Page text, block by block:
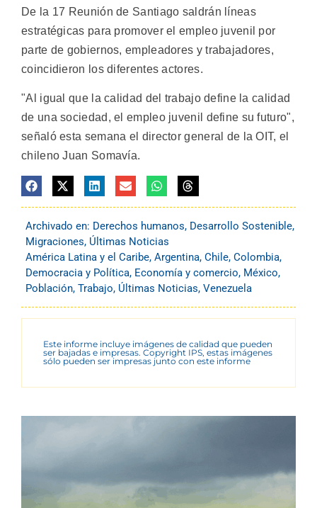
De la 17 Reunión de Santiago saldrán líneas
estratégicas para promover el empleo juvenil por
parte de gobiernos, empleadores y trabajadores,
coincidieron los diferentes actores.
"Al igual que la calidad del trabajo define la calidad
de una sociedad, el empleo juvenil define su futuro",
señaló esta semana el director general de la OIT, el
chileno Juan Somavía.
Archivado en: Derechos humanos, Desarrollo Sostenible,
Migraciones, Últimas Noticias
América Latina y el Caribe, Argentina, Chile, Colombia,
Democracia y Política, Economía y comercio, México,
Población, Trabajo, Últimas Noticias, Venezuela
Este informe incluye imágenes de calidad que pueden
ser bajadas e impresas. Copyright IPS, estas imágenes
sólo pueden ser impresas junto con este informe